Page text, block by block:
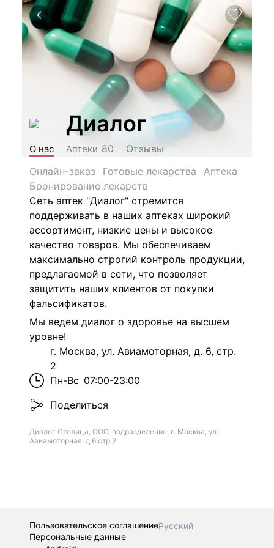
Диалог
О нас Аптеки 80
Отзывы
Онлайн-заказ
Готовые лекарства
Аптека
Бронирование лекарств
Сеть аптек "Диалог" стремится
поддерживать в наших аптеках широкий
ассортимент, низкие цены и высокое
качество товаров. Мы обеспечиваем
максимально строгий контроль продукции,
предлагаемой в сети, что позволяет
защитить наших клиентов от покупки
фальсификатов.
Мы ведем диалог о здоровье на высшем
уровне!
г. Москва, ул. Авиамоторная, д. 6, стр.
2
Пн-Вс 07:00-23:00
Поделиться
Диалог Столица, ООО, подразделение, г. Москва, ул.
Авиамоторная, д.6 стр 2
Пользовательское соглашениеРусский
Персональные данные